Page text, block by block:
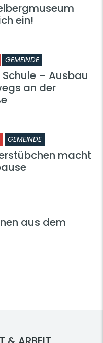
ein!
GEMEINDE
Schule – Ausbau
an der
GEMEINDE
macht
aus dem